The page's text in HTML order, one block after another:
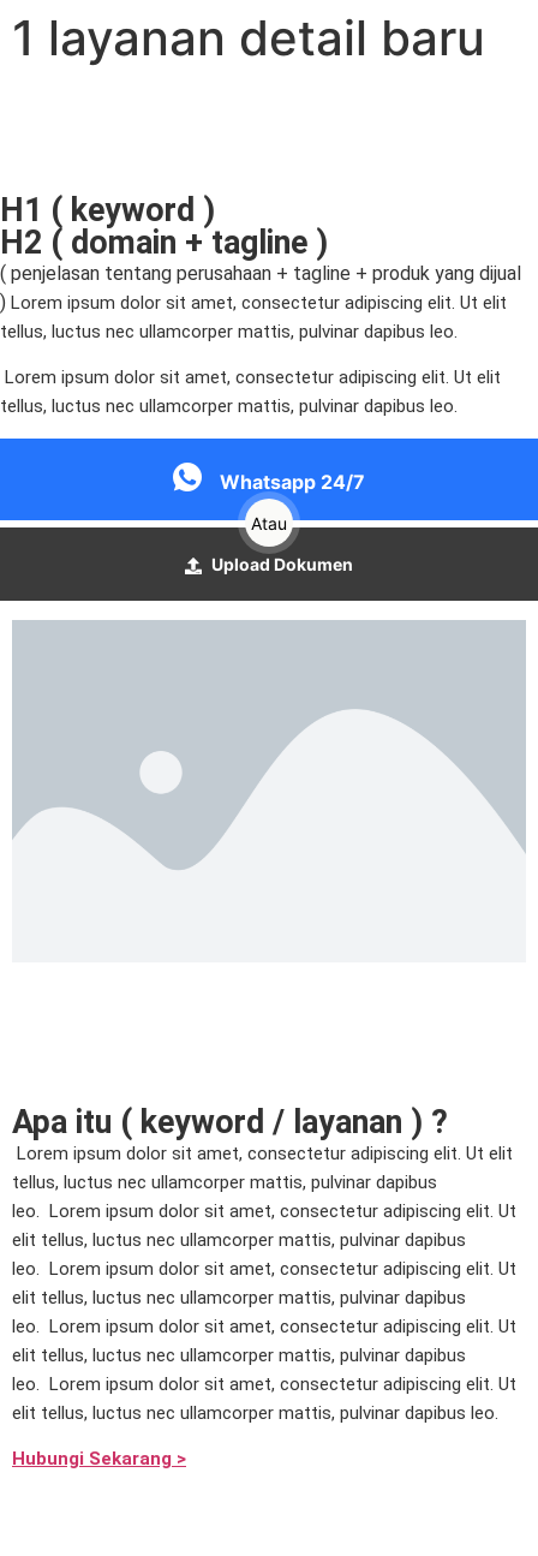
1 layanan detail baru
H1 ( keyword )
H2 ( domain + tagline )
( penjelasan tentang perusahaan + tagline + produk yang dijual
) Lorem ipsum dolor sit amet, consectetur adipiscing elit. Ut elit
tellus, luctus nec ullamcorper mattis, pulvinar dapibus leo.
Lorem ipsum dolor sit amet, consectetur adipiscing elit. Ut elit
tellus, luctus nec ullamcorper mattis, pulvinar dapibus leo.
Whatsapp 24/7
Atau
Upload Dokumen
Apa itu ( keyword / layanan ) ?
Lorem ipsum dolor sit amet, consectetur adipiscing elit. Ut elit
tellus, luctus nec ullamcorper mattis, pulvinar dapibus
leo. Lorem ipsum dolor sit amet, consectetur adipiscing elit. Ut
elit tellus, luctus nec ullamcorper mattis, pulvinar dapibus
leo. Lorem ipsum dolor sit amet, consectetur adipiscing elit. Ut
elit tellus, luctus nec ullamcorper mattis, pulvinar dapibus
leo. Lorem ipsum dolor sit amet, consectetur adipiscing elit. Ut
elit tellus, luctus nec ullamcorper mattis, pulvinar dapibus
leo. Lorem ipsum dolor sit amet, consectetur adipiscing elit. Ut
elit tellus, luctus nec ullamcorper mattis, pulvinar dapibus leo.
Hubungi Sekarang >